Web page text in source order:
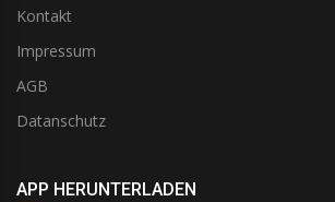
Kontakt
Impressum
AGB
Datanschutz
APP HERUNTERLADEN